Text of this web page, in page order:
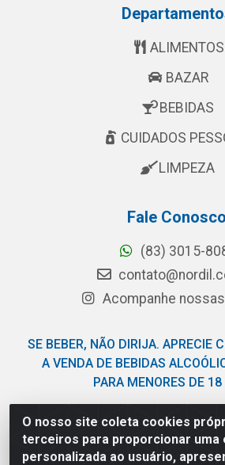
O nosso site coleta cookies
terceiros para proporcionar uma
personalizada ao usuário,
ALIMENTOS
BAZAR
BEBIDAS
CUIDADOS
LIMPEZA
Fale Conosco
(83) 3015-
Acompanhe
SE BEBER, NÃO DIRIJA. APRECIE
A VENDA DE BEBIDAS
PARA MENORES DE 18
Nordil Distribuidora - Avenida
Sesi - Bayeux/PB - CEP